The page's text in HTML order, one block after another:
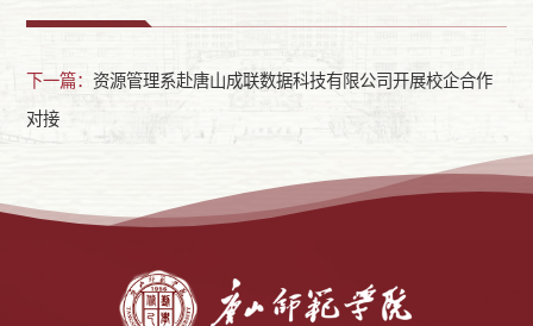
下一篇：资源管理系赴唐山成联数据科技有限公司开展校企合作
对接